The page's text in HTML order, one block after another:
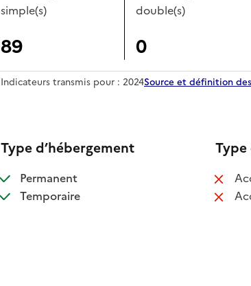
simple(s)
89
double(s)
0
Indicateurs transmis pour : 2024Source et définition
Type d’hébergement
Permanent: disponible
Temporaire: disponible
Type